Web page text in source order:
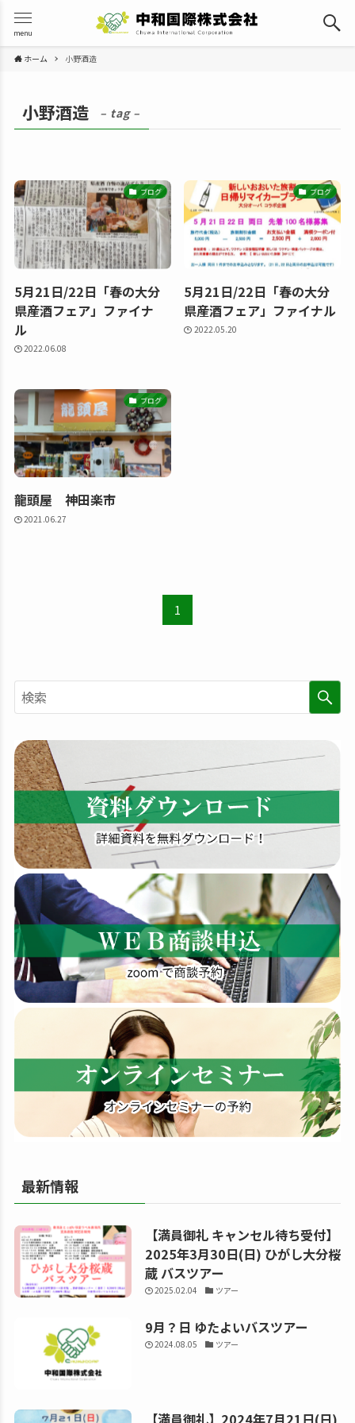
menu
ホーム 小野酒造
小野酒造 – tag –
ブログ
5月21日/22日「春の大分
県産酒フェア」ファイナ
ル
2022.06.08
ブログ
5月21日/22日「春の大分
県産酒フェア」ファイナル
2022.05.20
ブログ
龍頭屋 神田楽市
2021.06.27
1
索
す
る
最新情報
【満員御礼 キャンセル待ち受付】
2025年3月30日(日) ひがし大分桜
蔵 バスツアー
2025.02.04 ツアー
9月？日 ゆたよいバスツアー
2024.08.05 ツアー
【満員御礼】2024年7月21日(日)